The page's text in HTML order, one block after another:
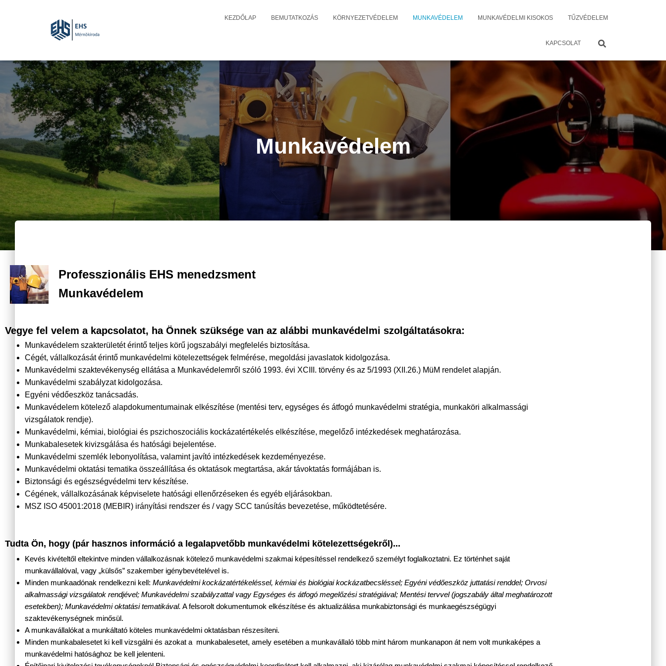
KEZDŐLAP BEMUTATKOZÁS KÖRNYEZETVÉDELEM MUNKAVÉDELEM MUNKAVÉDELMI KISOKOS TŰZVÉDELEM
KAPCSOLAT
Munkavédelem
Professzionális EHS menedzsment
Munkavédelem
Vegye fel velem a kapcsolatot, ha Önnek szüksége van az alábbi munkavédelmi szolgáltatásokra:
Munkavédelem szakterületét érintő teljes körű jogszabályi megfelelés biztosítása.
Cégét, vállalkozását érintő munkavédelmi kötelezettségek felmérése, megoldási javaslatok kidolgozása.
Munkavédelmi szaktevékenység ellátása a Munkavédelemről szóló 1993. évi XCIII. törvény és az 5/1993 (XII.26.) MüM rendelet alapján.
Munkavédelmi szabályzat kidolgozása.
Egyéni védőeszköz tanácsadás.
Munkavédelem kötelező alapdokumentumainak elkészítése (mentési terv, egységes és átfogó munkavédelmi stratégia, munkaköri alkalmassági
vizsgálatok rendje).
Munkavédelmi, kémiai, biológiai és pszichoszociális kockázatértékelés elkészítése, megelőző intézkedések meghatározása.
Munkabalesetek kivizsgálása és hatósági bejelentése.
Munkavédelmi szemlék lebonyolítása, valamint javító intézkedések kezdeményezése.
Munkavédelmi oktatási tematika összeállítása és oktatások megtartása, akár távoktatás formájában is.
Biztonsági és egészségvédelmi terv készítése.
Cégének, vállalkozásának képviselete hatósági ellenőrzéseken és egyéb eljárásokban.
MSZ ISO 45001:2018 (MEBIR) irányítási rendszer és / vagy SCC tanúsítás bevezetése, működtetésére.
Tudta Ön, hogy (pár hasznos információ a legalapvetőbb munkavédelmi kötelezettségekről)...
Kevés kivételtől eltekintve minden vállalkozásnak kötelező munkavédelmi szakmai képesítéssel rendelkező személyt foglalkoztatni. Ez történhet saját
munkavállalóval, vagy „külsős” szakember igénybevételével is.
Minden munkaadónak rendelkezni kell: Munkavédelmi kockázatértékeléssel, kémiai és biológiai kockázatbecsléssel; Egyéni védőeszköz juttatási renddel; Orvosi
alkalmassági vizsgálatok rendjével; Munkavédelmi szabályzattal vagy Egységes és átfogó megelőzési stratégiával; Mentési tervvel (jogszabály által meghatározott
esetekben); Munkavédelmi oktatási tematikával. A felsorolt dokumentumok elkészítése és aktualizálása munkabiztonsági és munkaegészségügyi
szaktevékenységnek minősül.
A munkavállalókat a munkáltató köteles munkavédelmi oktatásban részesíteni.
Minden munkabalesetet ki kell vizsgálni és azokat a munkabalesetet, amely esetében a munkavállaló több mint három munkanapon át nem volt munkaképes a
munkavédelmi hatósághoz be kell jelenteni.